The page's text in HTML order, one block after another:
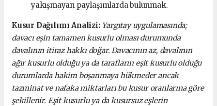
yakışmayan paylaşımlarda bulunmak.
Kusur Dağılımı Analizi: Yargıtay uygulamasında;
davacı eşin tamamen kusurlu olması durumunda
davalının itiraz hakkı doğar. Davacının az, davalının
ağır kusurlu olduğu ya da tarafların eşit kusurlu olduğu
durumlarda hakim boşanmaya hükmeder ancak
tazminat ve nafaka miktarları bu kusur oranlarına göre
şekillenir. Eşit kusurlu ya da kusursuz eşlerin